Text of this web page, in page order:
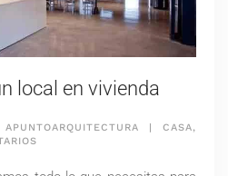
local en vivienda
APUNTOARQUITECTURA |CASA,